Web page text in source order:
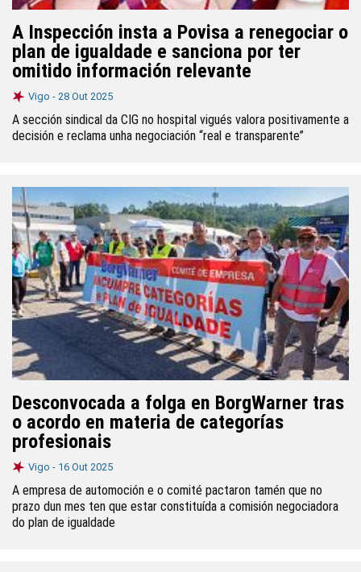
A Inspección insta a Povisa a renegociar o
plan de igualdade e sanciona por ter
omitido información relevante
Vigo - 28 Out 2025
A sección sindical da CIG no hospital vigués valora positivamente a
decisión e reclama unha negociación “real e transparente”
Desconvocada a folga en BorgWarner tras
o acordo en materia de categorías
profesionais
Vigo - 16 Out 2025
A empresa de automoción e o comité pactaron tamén que no
prazo dun mes ten que estar constituída a comisión negociadora
do plan de igualdade